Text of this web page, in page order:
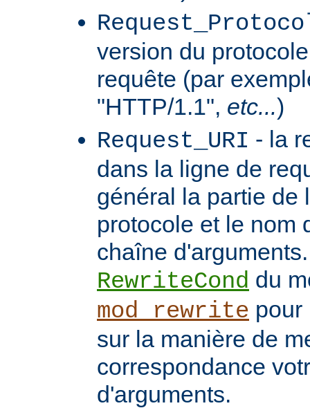
version du
requête (par
"HTTP/1.1", etc...)
Request_URI - la
dans la ligne de
général la partie de
protocole et le nom
chaîne
RewriteCond du
mod_rewrite pour
sur la manière de
correspondance
d'arguments.